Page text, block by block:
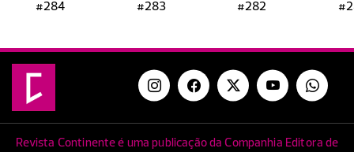
#284
#283
#282
Revista Continente é uma publicação da Companhia Editora de